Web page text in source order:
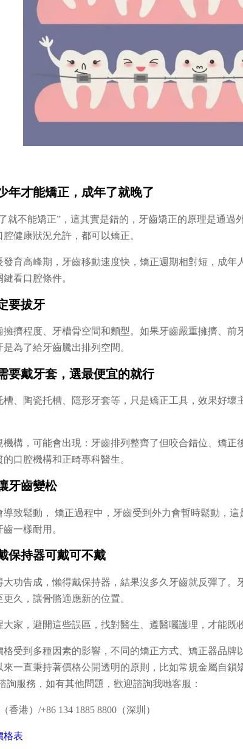
年才能矯正，成年了就晚了
就不能矯正”，這其實是錯的，牙齒矯正的原理是通過
健康狀況允許，都可以矯正。
育高峰期，牙齒移動速度快，矯正週期相對短，成
看口腔條件。
要拔牙
擁擠程度、牙槽骨空間和麵型。如果牙齒嚴重擁擠、前
為了給牙齒騰出排列空間。
要戴牙套，選最便宜的就行
、陶瓷托槽、隱形牙套等，只是矯正工具，效果好壞
構，可能會出現：牙齒排列整齊了但咬合錯位、矯
口腔機構和正畸專科醫生。
牙齒變松
致鬆動， 矯正過程中，牙齒受到外力會暫時鬆動，
一樣耐用。
保持器可戴可不戴
功告成，懶得戴保持器，結果沒多久牙齒就反彈了
久，讓骨骼適應新的位置。
家，避開這些誤區，找對醫生、遵醫囑護理，才能既
受到多種因素的影響，不同的矯正方式、矯正器品
一直秉持著價格公開透明的原則，比如常規金屬自鎖
詢服務，如有其他問題，歡迎諮詢我哋客服：
香港）/+86 134 1885 8800（深圳）
格表